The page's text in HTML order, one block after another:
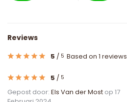
Reviews
5 / 5 Based on 1 reviews
5 / 5
Gepost door: Els Van der Most op 17